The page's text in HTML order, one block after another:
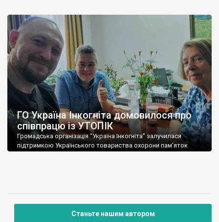
фотофіксацію, в тому числі із повітря, за допомогою
квадрокоптера на унікальному старовинному цвинтарі в селі
Залізнячка (Звенигородський район, Черкаська область).
Велика подяка старості – Миколі Шевченку. Попередньо
визначено, що на цвинтарі розташовано 35 великих хрестів,
датованих 18 і […]
ГО Україна Інкогніта домовилося про
співпрацю із УТОПІК
Громадська організація “Україна Інкогніта” залучилася
підтримкою Українського товариства охорони пам’яток
проблем порятунку […]Станьте нашим автором